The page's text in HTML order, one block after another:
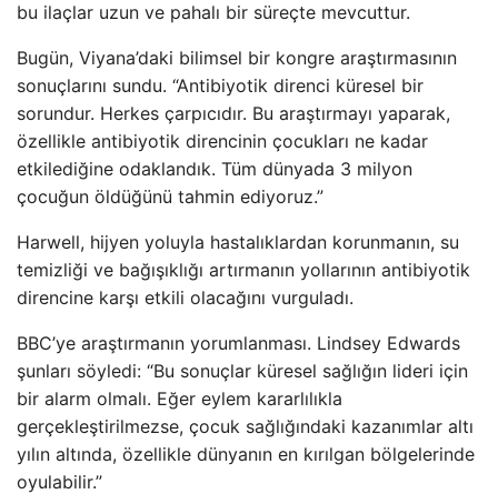
bu ilaçlar uzun ve pahalı bir süreçte mevcuttur.
Bugün, Viyana’daki bilimsel bir kongre araştırmasının
sonuçlarını sundu. “Antibiyotik direnci küresel bir
sorundur. Herkes çarpıcıdır. Bu araştırmayı yaparak,
özellikle antibiyotik direncinin çocukları ne kadar
etkilediğine odaklandık. Tüm dünyada 3 milyon
çocuğun öldüğünü tahmin ediyoruz.”
Harwell, hijyen yoluyla hastalıklardan korunmanın, su
temizliği ve bağışıklığı artırmanın yollarının antibiyotik
direncine karşı etkili olacağını vurguladı.
BBC’ye araştırmanın yorumlanması. Lindsey Edwards
şunları söyledi: “Bu sonuçlar küresel sağlığın lideri için
bir alarm olmalı. Eğer eylem kararlılıkla
gerçekleştirilmezse, çocuk sağlığındaki kazanımlar altı
yılın altında, özellikle dünyanın en kırılgan bölgelerinde
oyulabilir.”